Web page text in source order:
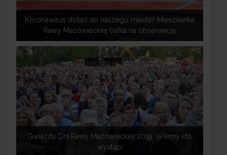
Koronawirus dotarł do naszego miasta? Mieszkanka
Rawy Mazowieckiej trafiła na obserwację
Gwiazdy Dni Rawy Mazowieckiej 2019. Wiemy kto
wystąpi